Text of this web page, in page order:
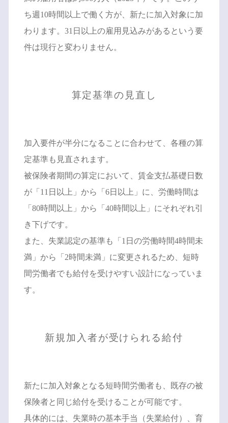
ち週10時間以上で働く方が、新たに加入対象に加
わります。31日以上の雇用見込みがあるという要
件は現行と変わりません。
算定基準の見直し
加入要件が半分になることに合わせて、各種の算
定基準も見直されます。
被保険者期間の算定において、賃金支払基礎日数
が「11日以上」から「6日以上」に、労働時間は
「80時間以上」から「40時間以上」にそれぞれ引
き下げです。
また、失業認定の基準も「1日の労働時間4時間未
満」から「2時間未満」に変更されるため、短時
間労働者でも給付を受けやすい設計になっていま
す。
新規加入者が受けられる給付
新たに加入対象となる短時間労働者も、既存の被
保険者と同じ給付を受けることが可能です。
具体的には、失業時の基本手当（失業給付）、育